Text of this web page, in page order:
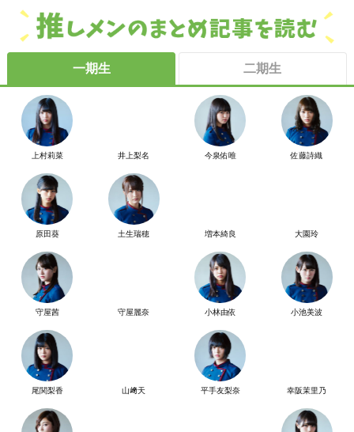
一期生 二期生
上村莉菜 井上梨名 今泉佑唯 佐藤詩織
原田葵 土生瑞穂 増本綺良 大園玲
守屋茜 守屋麗奈 小林由依 小池美波
尾関梨香 山﨑天 平手友梨奈 幸阪茉里乃